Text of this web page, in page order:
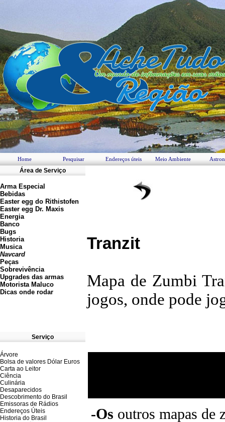
Home Pesquisar Endereços úteis Meio Ambiente
Área de Serviço
Arma Especial
Bebidas
Easter egg do Rithistofen
Easter egg Dr. Maxis
Energia
Banco
Bugs
Historia
Musica
Navcard
Peças
Sobrevivência
Upgrades das armas
Motorista Maluco
Dicas onde rodar
Serviço
Árvore
Bolsa de valores Dólar Euros
Carta ao Leitor
Ciência
Culinária
Desaparecidos
Descobrimento do Brasil
Emissoras de Rádios
Endereços Úteis
Historia do Brasil
Tranzit
Mapa de Zumbi
jogos, onde pode
-Os outros mapas de